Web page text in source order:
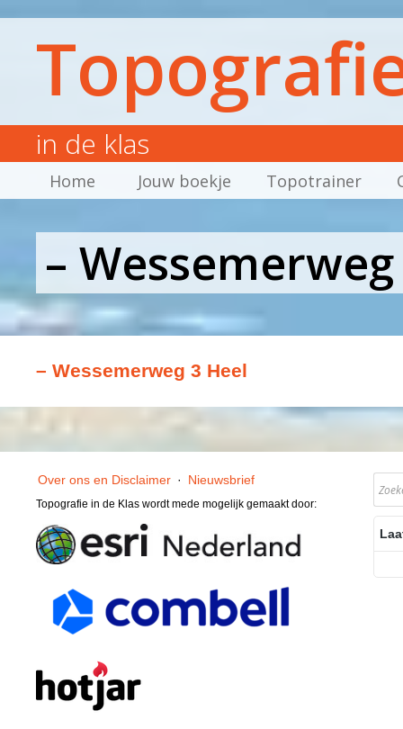
in de klas
Home Jouw boekje Topotrainer
–
– Wessemerweg 3 Heel
Over ons en Disclaimer · Nieuwsbrief
Topografie in de Klas wordt mede mogelijk gemaakt door: